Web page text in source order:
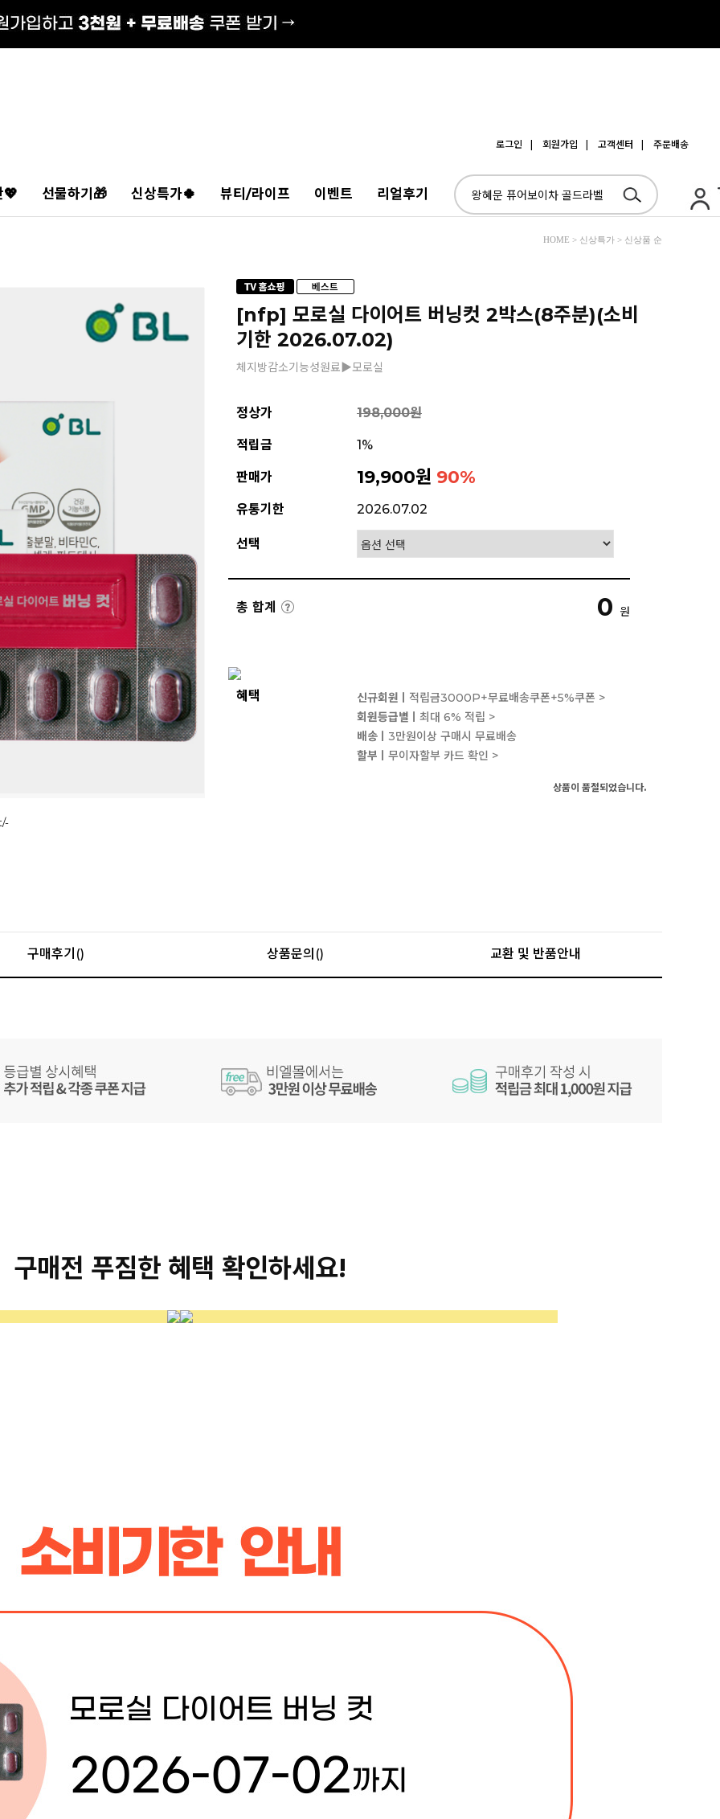
로그인 | 회원가입 | 고객센터 | 주문배송
💖 선물하기🎁 신상특가🍀 뷰티/라이프 이벤트 리얼후기
HOME > 신상특가 > 신상품 순
[nfp] 모로실 다이어트 버닝컷 2박스(8주분)(소비
기한 2026.07.02)
체지방감소기능성원료▶모로실
정상가 198,000원
적립금 1%
판매가 19,900원 90%
유통기한 2026.07.02
선택
총 합계 0 원
혜택 신규회원ㅣ 적립금3000P+무료배송쿠폰+5%쿠폰 >
회원등급별ㅣ 최대 6% 적립 >
배송ㅣ 3만원이상 구매시 무료배송
할부ㅣ 무이자할부 카드 확인 >
상품이 품절되었습니다.
구매후기() 상품문의() 교환 및 반품안내
구매전 푸짐한 혜택 확인하세요!